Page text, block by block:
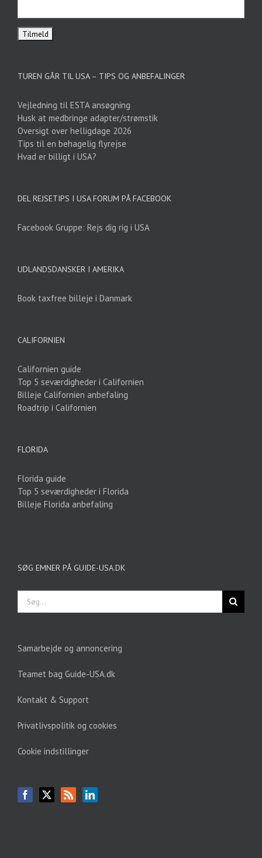
TUREN GÅR TIL USA – TIPS OG ANBEFALINGER
Vejledning til ESTA ansøgning
Husk at medbringe adapter/strømstik
Oversigt over helligdage 2026
Tips til en behagelig flyrejse
Hvad er billigt i USA?
DEL REJSETIPS I USA FORUM PÅ FACEBOOK
Facebook Gruppe: Rejs dig rig i USA
UDLANDSDANSKER I AMERIKA
Book taxfree billeje i Danmark
CALIFORNIEN
Californien guide
Top 5 seværdigheder i Californien
Billeje Californien anbefaling
Roadtrip i Californien
FLORIDA
Florida guide
Top 5 seværdigheder i Florida
Billeje Florida anbefaling
SØG EMNER PÅ GUIDE-USA.DK
Søg
efter:
Samarbejde og annoncering
Teamet bag Guide-USA.dk
Kontakt & Support
Privatlivspolitik og cookies
Cookie indstillinger